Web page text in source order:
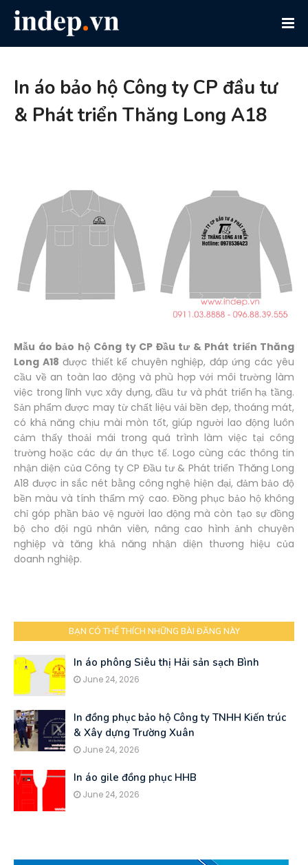
In áo bảo hộ Công ty CP đầu tư
& Phát triển Thăng Long A18
Mẫu áo bảo hộ Công ty CP Đầu tư & Phát triển Thăng
Long A18 được thiết kế chuyên nghiệp, đáp ứng các yêu
cầu về an toàn lao động và phù hợp với môi trường làm
việc trong lĩnh vực xây dựng, đầu tư và phát triển hạ tầng.
Sản phẩm được may từ chất liệu vải bền đẹp, thoáng mát,
có khả năng chịu mài mòn tốt, giúp người lao động luôn
cảm thấy thoải mái trong quá trình làm việc tại công
trường hoặc các dự án thực tế. Logo cùng các thông tin
nhận diện của Công ty CP Đầu tư & Phát triển Thăng Long
A18 được in sắc nét bằng công nghệ hiện đại, đảm bảo độ
bền màu và tính thẩm mỹ cao. Đồng phục bảo hộ không
chỉ góp phần bảo vệ người lao động mà còn tạo sự đồng
bộ cho đội ngũ nhân viên, nâng cao hình ảnh chuyên
nghiệp và tăng khả năng nhận diện thương hiệu của
doanh nghiệp.
BẠN CÓ THỂ THÍCH NHỮNG BÀI ĐĂNG NÀY
In áo phông Siêu thị Hải sản sạch Bình
June 24, 2026
In đồng phục bảo hộ Công ty TNHH Kiến trúc
& Xây dựng Trường Xuân
June 24, 2026
In áo gile đồng phục HHB
June 24, 2026